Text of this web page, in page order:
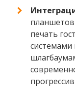
планшетов
печать
системами